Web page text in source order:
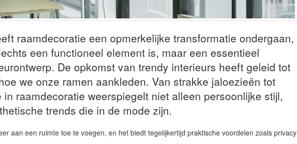
raamdecoratie een opmerkelijke transformatie ondergaan,
een functioneel element is, maar een essentieel
De opkomst van trendy interieurs heeft geleid tot
we onze ramen aankleden. Van strakke jaloezieën tot
raamdecoratie weerspiegelt niet alleen persoonlijke stijl,
trends die in de mode zijn.
aan een ruimte toe te voegen, en het biedt tegelijkertijd praktische voordelen zoals privacy